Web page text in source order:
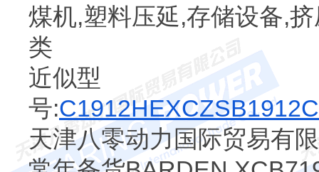
煤机,塑料压延,存储设备,
类
近似型
号:C1912HEXCZSB1912C
天津八零动力国际贸易有